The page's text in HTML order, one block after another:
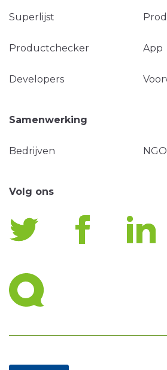
Superlijst
Productchecker App
Developers
Samenwerking
Bedrijven
Volg ons